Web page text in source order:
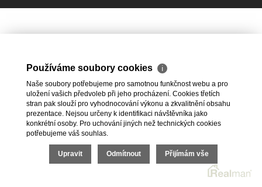
Používáme soubory cookies ℹ
Naše soubory potřebujeme pro samotnou funkčnost webu a pro
uložení vašich předvoleb při jeho procházení. Cookies třetích
stran pak slouží pro vyhodnocování výkonu a zkvalitnění obsahu
prezentace. Nejsou určeny k identifikaci návštěvníka jako
konkrétní osoby. Pro uchování jiných než technických cookies
potřebujeme váš souhlas.
Upravit Odmítnout Přijímám vše